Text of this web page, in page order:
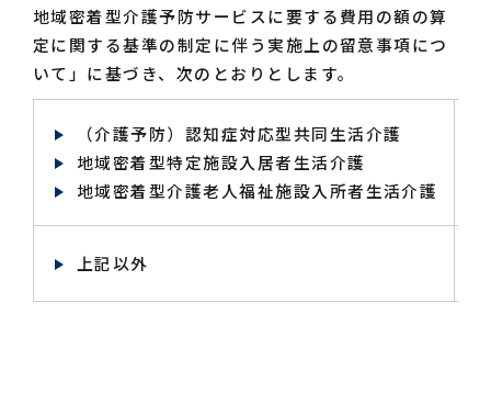
地域密着型介護予防サービスに要する費用の額の算
定に関する基準の制定に伴う実施上の留意事項につ
いて」に基づき、次のとおりとします。
（介護予防）認知症対応型共同生活介護
地域密着型特定施設入居者生活介護
地域密着型介護老人福祉施設入所者生活介護
上記以外